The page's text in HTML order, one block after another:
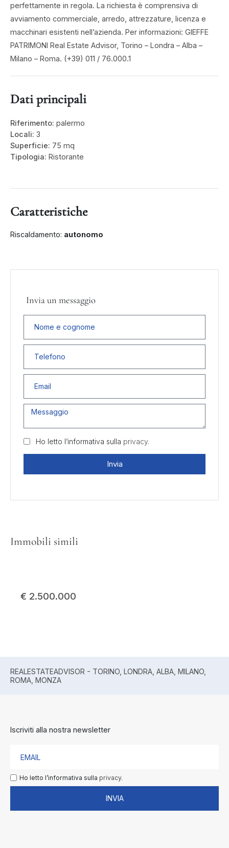
perfettamente in regola. La richiesta è comprensiva di
avviamento commerciale, arredo, attrezzature, licenza e
macchinari esistenti nell’azienda. Per informazioni: GIEFFE
PATRIMONI Real Estate Advisor, Torino – Londra – Alba –
Milano – Roma. (+39) 011 / 76.000.1
Dati principali
Riferimento: palermo
Locali: 3
Superficie: 75 mq
Tipologia: Ristorante
Caratteristiche
Riscaldamento: autonomo
Invia un messaggio
Ho letto l’informativa sulla privacy.
Invia
Immobili simili
€ 2.500.000
REALESTATEADVISOR - TORINO, LONDRA, ALBA, MILANO,
ROMA, MONZA
Iscriviti alla nostra newsletter
Ho letto l’informativa sulla privacy.
INVIA